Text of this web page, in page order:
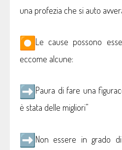
una profezia che si auto
Le cause possono
eccome alcune:
Paura di fare una
è stata delle migliori”
Non essere in grado